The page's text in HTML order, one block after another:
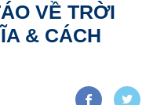
VỀ TRỜI
& CÁCH